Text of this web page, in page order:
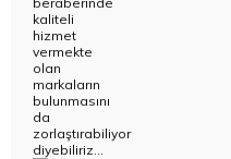
kaliteli
hizmet
vermekte
olan
markaların
bulunmasını
da
zorlaştırabiliyor
diyebiliriz...